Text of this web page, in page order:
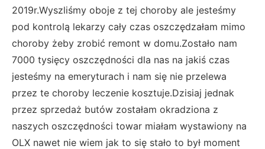
2019r.Wyszliśmy oboje z tej choroby ale jesteśmy
pod kontrolą lekarzy cały czas oszczędzałam mimo
choroby żeby zrobić remont w domu.Zostało nam
7000 tysięcy oszczędności dla nas na jakiś czas
jesteśmy na emeryturach i nam się nie przelewa
przez te choroby leczenie kosztuje.Dzisiaj jednak
przez sprzedaż butów zostałam okradziona z
naszych oszczędności towar miałam wystawiony na
OLX nawet nie wiem jak to się stało to był moment